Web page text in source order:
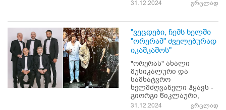
31.12.2024 ვრცლად
"ვეცდები, ჩემს ხელში
"ორერამ" ძველებურად
იკაშკაშოს"
"ორერას" ახალი
მუსიკალური და
სამხატვრო
ხელმძღვანელი ჰყავს -
გიორგი წიკლაური,
31.12.2024 ვრცლად